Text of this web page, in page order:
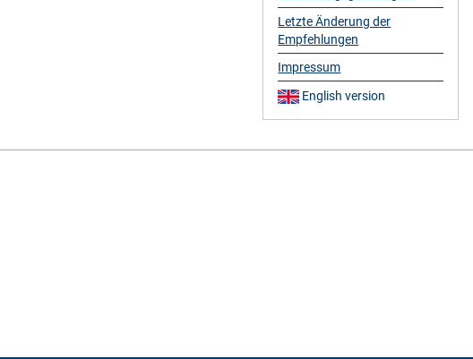
Letzte Änderung der
Empfehlungen
Impressum
English version